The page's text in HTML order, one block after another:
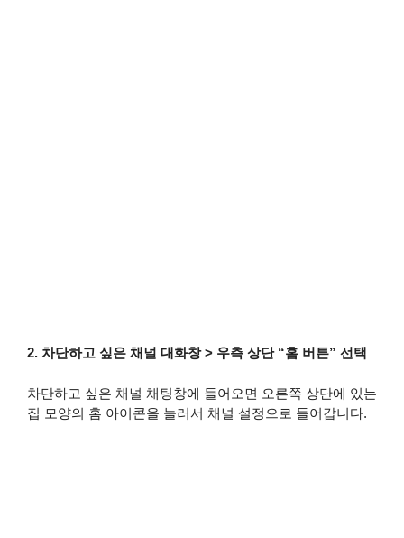
2. 차단하고 싶은 채널 대화창 > 우측 상단 “홈 버튼” 선택
차단하고 싶은 채널 채팅창에 들어오면 오른쪽 상단에 있는
집 모양의 홈 아이콘을 눌러서 채널 설정으로 들어갑니다.